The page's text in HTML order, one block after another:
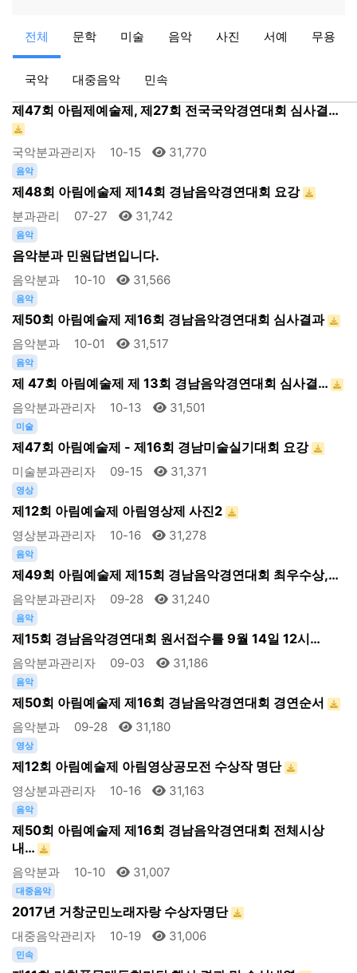
전체 문학 미술 음악 사진 서예 무용
국악 대중음악 민속
제47회 아림예술제 사진분과 사진공모전
사진분과관리자 09-19
제47회 아림제예술제, 제27회 전국국악경연대회 심사결…
국악분과관리자 10-15 31,770
음악
제48회 아림에술제 제14회 경남음악경연대회 요강
분과관리 07-27 31,742
음악
음악분과 민원답변입니다.
음악분과 10-10 31,566
음악
제50회 아림예술제 제16회 경남음악경연대회 심사결과
음악분과 10-01 31,517
음악
제 47회 아림예술제 제 13회 경남음악경연대회 심사결…
음악분과관리자 10-13 31,501
미술
제47회 아림예술제 - 제16회 경남미술실기대회 요강
미술분과관리자 09-15 31,371
영상
제12회 아림예술제 아림영상제 사진2
영상분과관리자 10-16 31,278
음악
제49회 아림예술제 제15회 경남음악경연대회 최우수상,…
음악분과관리자 09-28 31,240
음악
제15회 경남음악경연대회 원서접수를 9월 14일 12시…
음악분과관리자 09-03 31,186
음악
제50회 아림예술제 제16회 경남음악경연대회 경연순서
음악분과 09-28 31,180
영상
제12회 아림예술제 아림영상공모전 수상작 명단
영상분과관리자 10-16 31,163
음악
제50회 아림예술제 제16회 경남음악경연대회 전체시상
내…
음악분과 10-10 31,007
대중음악
2017년 거창군민노래자랑 수상자명단
대중음악관리자 10-19 31,006
민속